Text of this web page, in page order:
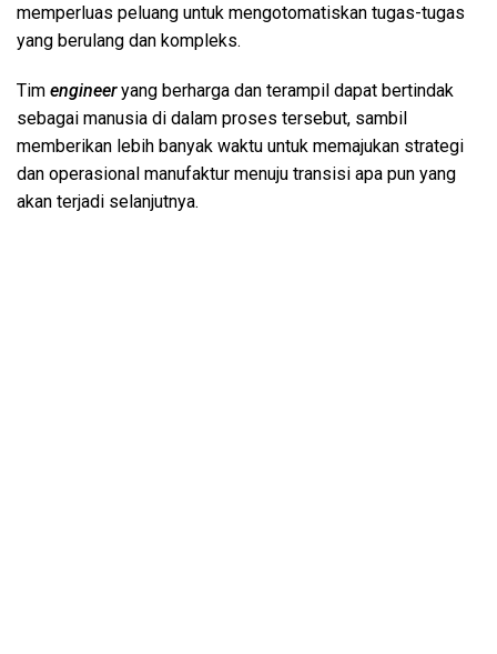
memperluas peluang untuk mengotomatiskan tugas-tugas
yang berulang dan kompleks.
Tim engineeryang berharga dan terampil dapat bertindak
sebagai manusia di dalam proses tersebut, sambil
memberikan lebih banyak waktu untuk memajukan strategi
dan operasional manufaktur menuju transisi apa pun yang
akan terjadi selanjutnya.